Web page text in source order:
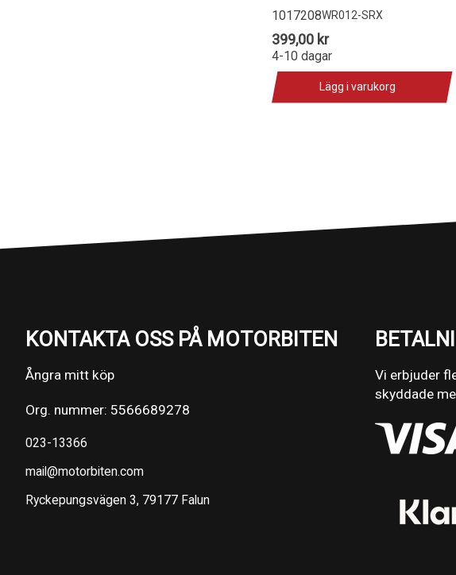
1017208WR012-SRX
399,00 kr
4-10 dagar
Lägg i varukorg
KONTAKTA OSS PÅ MOTORBITEN
Ångra mitt köp
Org. nummer: 5566689278
023-13366
mail@motorbiten.com
Ryckepungsvägen 3, 79177 Falun
Vi erbjuder
skyddade